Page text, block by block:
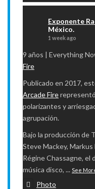
Exponente
México.
1 week ago
9 años | Everything
Fire
​Publicado en 2017,
Arcade Fire
polarizantes y
agrupación.
Bajo la producción de
Steve Mackey,
Régine Chassagne, el
música disco, ... See
Photo